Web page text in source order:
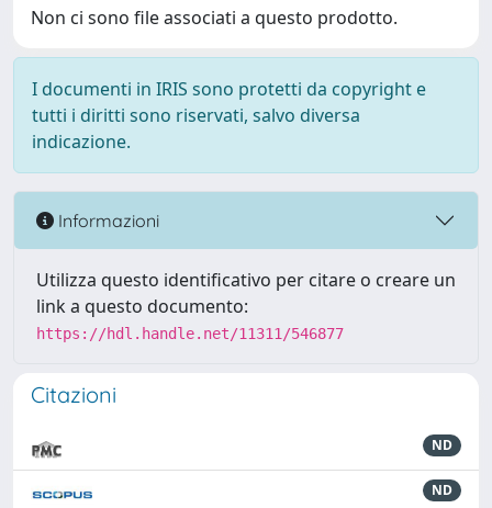
Non ci sono file associati a questo prodotto.
I documenti in IRIS sono protetti da copyright e
tutti i diritti sono riservati, salvo diversa
indicazione.
Informazioni
Utilizza questo identificativo per citare o creare un
link a questo documento:
https://hdl.handle.net/11311/546877
Citazioni
ND
ND